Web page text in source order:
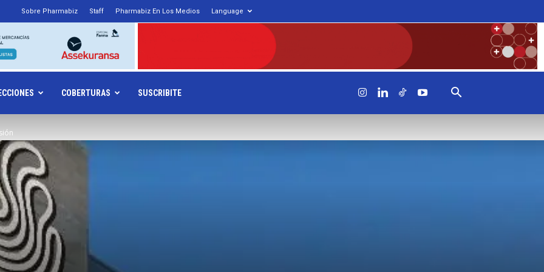
Sobre Pharmabiz Staff Pharmabiz En Los Medios Language
COBERTURAS SUSCRIBITE